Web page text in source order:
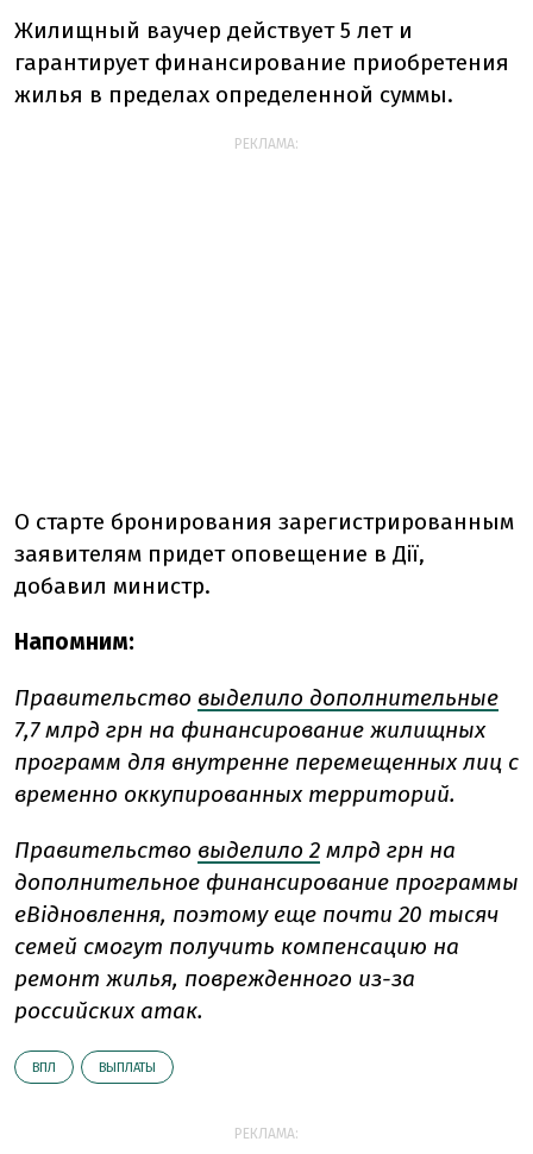
Жилищный ваучер действует 5 лет и
гарантирует финансирование приобретения
жилья в пределах определенной суммы.
РЕКЛАМА:
О старте бронирования зарегистрированным
заявителям придет оповещение в Дії,
добавил министр.
Напомним:
Правительство выделило дополнительные
7,7 млрд грн на финансирование жилищных
программ для внутренне перемещенных лиц с
временно оккупированных территорий.
Правительство выделило 2 млрд грн на
дополнительное финансирование программы
еВідновлення, поэтому еще почти 20 тысяч
семей смогут получить компенсацию на
ремонт жилья, поврежденного из-за
российских атак.
ВПЛ ВЫПЛАТЫ
РЕКЛАМА: